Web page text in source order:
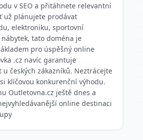
v SEO a přitáhnete relevantní
už plánujete prodávat
elektroniku, sportovní
tato doména je
pro úspěšný online
.cz navíc garantuje
českých zákazníků. Neztrácejte
klíčovou konkurenční výhodu.
Outletovna.cz ještě dnes a
online destinaci